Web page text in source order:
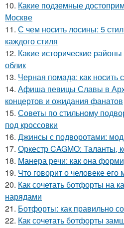
10. Какие подземные
Москве
11. С чем носить лосины: 5
каждого стиля
12. Какие исторические
облик
13. Черная помада: как носить
14. Афиша певицы Славы в
концертов и ожидания фанатов
15. Советы по стильному
под кроссовки
16. Джинсы с подворотами:
17. Оркестр CAGMO: Таланты,
18. Манера речи: как она
19. Что говорит о человеке
20. Как сочетать ботфорты на
нарядами
21. Ботфорты: как правильно
22. Как сочетать ботфорты